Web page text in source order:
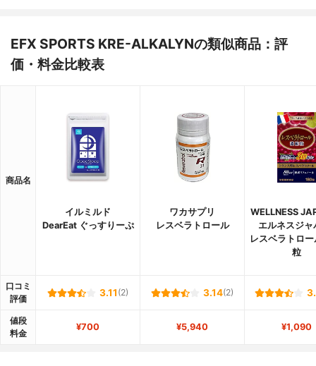
EFX SPORTS KRE-ALKALYNの類似商品：評
価・料金比較表
商品名
イルミルド
DearEat ぐっすりーぷ
ワカサプリ
レスベラトロール
WELLNESS
エルネスジャ
レスベラトロ
粒
口コミ
評価
3.11 (2) 3.14(2)
値段
料金
¥700 ¥5,940 ¥1,090